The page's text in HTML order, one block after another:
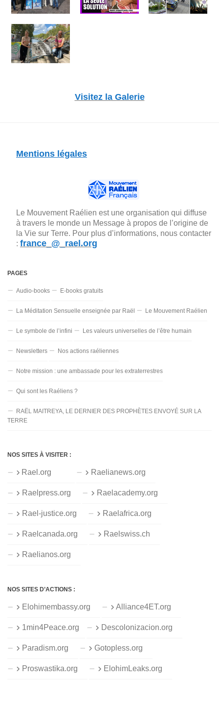
Visitez la Galerie
Mentions légales
Le Mouvement Raélien est une organisation qui diffuse
à travers le monde un Message à propos de l’origine de
la Vie sur Terre. Pour plus d’informations, nous contacter
: france_@_rael.org
PAGES
Audio-books E-books gratuits
La Méditation Sensuelle enseignée par Raël Le Mouvement Raélien
Le symbole de l’infini Les valeurs universelles de l’être humain
Newsletters Nos actions raéliennes
Notre mission : une ambassade pour les extraterrestres
Qui sont les Raéliens ?
RAËL MAITREYA, LE DERNIER DES PROPHÈTES ENVOYÉ SUR LA
TERRE
NOS SITES À VISITER :
Rael.org Raelianews.org
Raelpress.org Raelacademy.org
Rael-justice.org Raelafrica.org
Raelcanada.org Raelswiss.ch
Raelianos.org
NOS SITES D’ACTIONS :
Elohimembassy.org Alliance4ET.org
1min4Peace.org Descolonizacion.org
Paradism.org Gotopless.org
Proswastika.org ElohimLeaks.org